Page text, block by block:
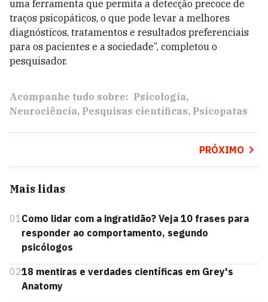
uma ferramenta que permita a detecção precoce de
traços psicopáticos, o que pode levar a melhores
diagnósticos, tratamentos e resultados preferenciais
para os pacientes e a sociedade”, completou o
pesquisador.
Acompanhe tudo sobre: Psicologia
Neurociência Pesquisas científicas Psicopatas
PRÓXIMO
Mais lidas
01Como lidar com a ingratidão? Veja 10 frases para
responder ao comportamento, segundo
psicólogos
0218 mentiras e verdades científicas em Grey's
Anatomy